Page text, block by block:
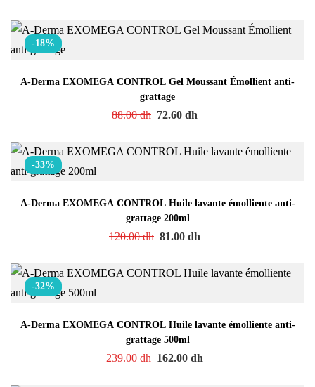
-18%
A-Derma EXOMEGA CONTROL Gel Moussant Émollient anti-
grattage
88.00dh 72.60 dh
-33%
A-Derma EXOMEGA CONTROL Huile lavante émolliente anti-
grattage 200ml
120.00dh 81.00 dh
-32%
A-Derma EXOMEGA CONTROL Huile lavante émolliente anti-
grattage 500ml
239.00dh 162.00 dh